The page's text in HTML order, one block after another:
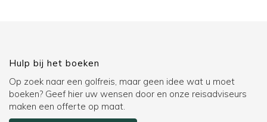
Hulp bij het boeken
Op zoek naar een golfreis, maar geen idee wat u moet
boeken? Geef hier uw wensen door en onze reisadviseurs
maken een offerte op maat.